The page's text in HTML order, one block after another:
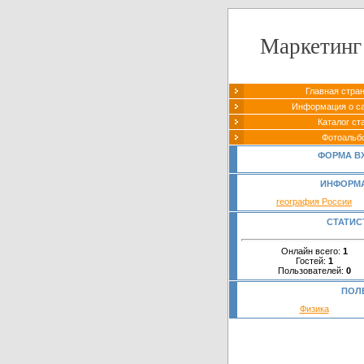
Маркетинг
Главная
Информация о
Каталог
ФОРМА
география России
Онлайн всего: 1
Гостей: 1
Пользователей: 0
Физика